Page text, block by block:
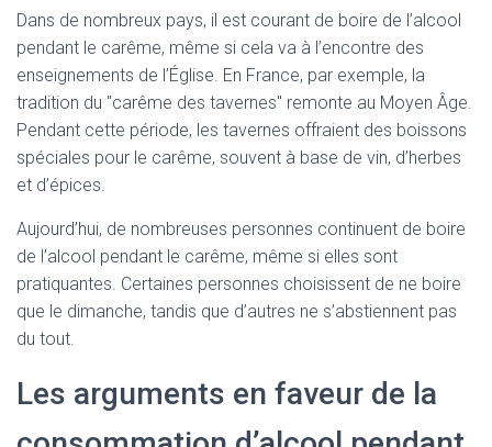
Dans de nombreux pays, il est courant de boire de l’alcool
pendant le carême, même si cela va à l’encontre des
enseignements de l’Église. En France, par exemple, la
tradition du "carême des tavernes" remonte au Moyen Âge.
Pendant cette période, les tavernes offraient des boissons
spéciales pour le carême, souvent à base de vin, d’herbes
et d’épices.
Aujourd’hui, de nombreuses personnes continuent de boire
de l’alcool pendant le carême, même si elles sont
pratiquantes. Certaines personnes choisissent de ne boire
que le dimanche, tandis que d’autres ne s’abstiennent pas
du tout.
Les arguments en faveur de la